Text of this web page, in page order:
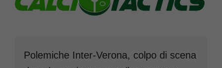
Polemiche Inter-Verona, colpo di scena